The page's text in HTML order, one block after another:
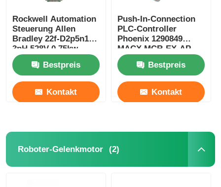
Referenzen
Antrieb mit variabler Frequenz
Speicherprogrammierbare Steuerung
Soft Start-Gerät
Rockwell Automation
Steuerung Allen
Bradley 22f-D2p5n103
3pH 528V 0,75kw
Powerflex
Bestpreis
Kontakt
Push-In-Connection
PLC-Controller
Phoenix 1290849
MACX MCR-EX-AP-
2T-2I-SP Kompakt
Bestpreis
Kontakt
Roboter-Gelenkmotor (2)